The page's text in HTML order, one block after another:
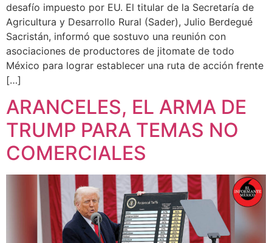
desafío impuesto por EU. El titular de la Secretaría de
Agricultura y Desarrollo Rural (Sader), Julio Berdegué
Sacristán, informó que sostuvo una reunión con
asociaciones de productores de jitomate de todo
México para lograr establecer una ruta de acción frente
[…]
ARANCELES, EL ARMA DE
TRUMP PARA TEMAS NO
COMERCIALES